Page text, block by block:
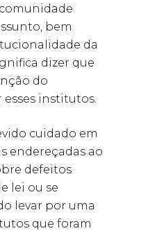
bem
da
dizer que
do
esses institutos.
cuidado em
endereçadas ao
defeitos
lei ou se
levar por uma
que foram